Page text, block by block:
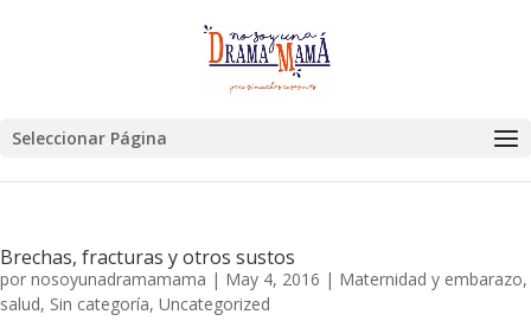
Seleccionar Página
Brechas, fracturas y otros sustos
por nosoyunadramamama | May 4, 2016 | Maternidad y embarazo,
salud, Sin categoría, Uncategorized